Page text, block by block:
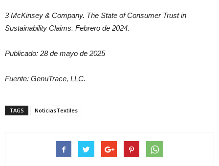
3 McKinsey & Company. The State of Consumer Trust in
Sustainability Claims. Febrero de 2024.
Publicado: 28 de mayo de 2025
Fuente: GenuTrace, LLC.
TAGS NoticiasTextiles